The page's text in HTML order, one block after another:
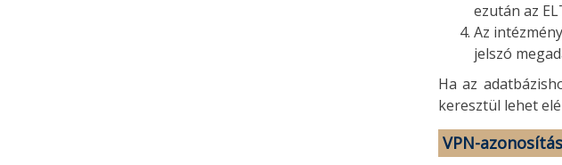
ezután az
Az
jelszó
Ha az
keresztül lehet
VPN-